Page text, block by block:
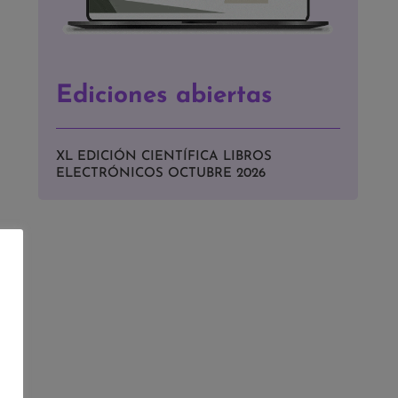
Ediciones abiertas
XL EDICIÓN CIENTÍFICA LIBROS
ELECTRÓNICOS OCTUBRE 2026